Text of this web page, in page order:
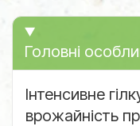
Головні
Інтенсивне
врожайність